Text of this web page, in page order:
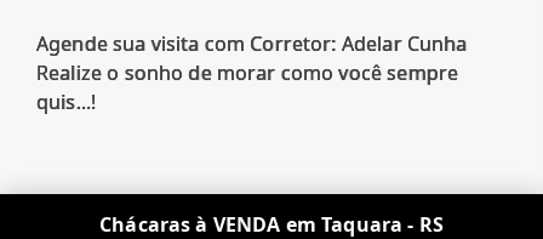
Agende sua visita com Corretor: Adelar Cunha
Realize o sonho de morar como você sempre
quis...!
Chácaras à VENDA em Taquara - RS